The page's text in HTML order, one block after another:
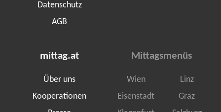
Datenschutz
AGB
mittag.at
Über uns
Kooperationen
Mittagsmenüs
Wien
Linz
Eisenstadt
Graz